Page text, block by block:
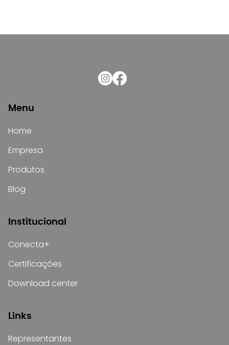
Menu
Home
Empresa
Produtos
Blog
Institucional
Conecta+
Certificações
Download center
Links
Representantes